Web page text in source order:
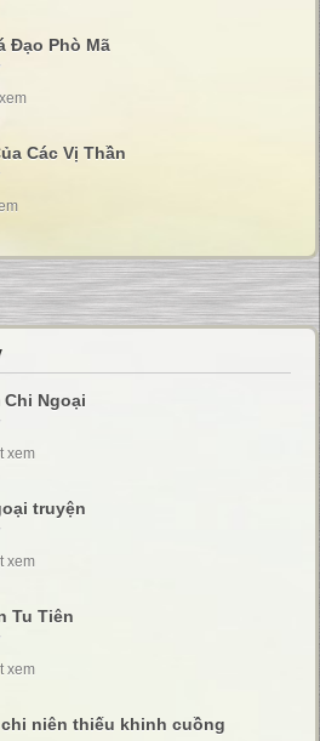
Đạo Phò Mã
Các Vị Thần
Chi Ngoại
xem
truyện
xem
Tu Tiên
xem
niên thiếu khinh cuồng